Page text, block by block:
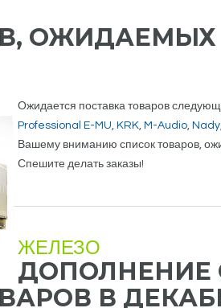
ОЖИДАЕМЫХ
Ожидается поставка товаров
Professional E-MU, KRK, M-Audio, Nady
Вашему вниманию список товаров,
Спешите делать заказы!
ЖЕЛЕЗО
ДОПОЛНЕНИЕ
В